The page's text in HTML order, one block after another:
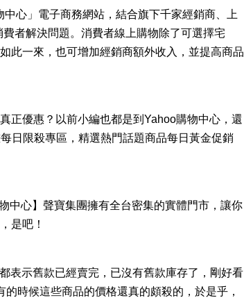
心」電子商務網站，結合旗下千家經銷商、上
者解決問題。消費者線上購物除了可選擇宅
此一來，也可增加經銷商額外收入，並提高商品
正優惠？以前小編也都是到Yahoo購物中心，還
日限殺專區，精選熱門話題商品每日黃金促銷
中心】聲寶集團擁有全台密集的實體門市，讓你
是吧！
表示舊款已經賣完，已沒有舊款庫存了，剛好看
時候這些商品的價格還真的頗殺的，於是乎，